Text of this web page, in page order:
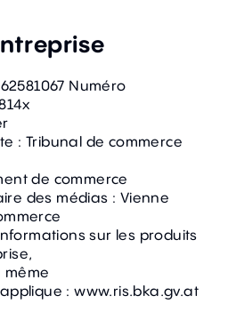
Numéro
: Tribunal de commerce
de commerce
des médias : Vienne
sur les produits
: www.ris.bka.gv.at